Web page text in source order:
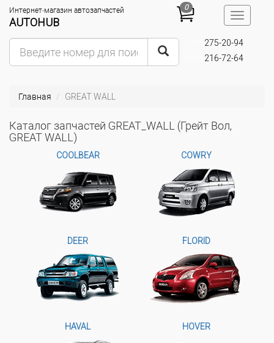
Toggle
0
Интернет-магазин автозапчастей
AUTOHUB
275-20-94
216-72-64
Главная GREAT WALL
Каталог запчастей GREAT_WALL (Грейт Вол,
GREAT WALL)
COOLBEAR COWRY
DEER FLORID
HAVAL HOVER